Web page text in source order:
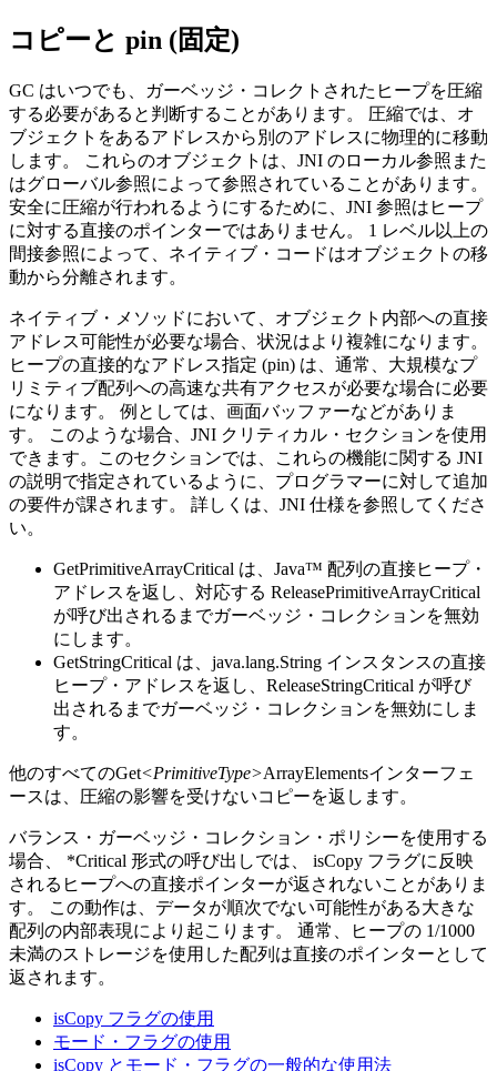
コピーと pin (固定)
GC はいつでも、ガーベッジ・コレクトされたヒープを圧縮
する必要があると判断することがあります。 圧縮では、オ
ブジェクトをあるアドレスから別のアドレスに物理的に移動
します。 これらのオブジェクトは、JNI のローカル参照また
はグローバル参照によって参照されていることがあります。
安全に圧縮が行われるようにするために、JNI 参照はヒープ
に対する直接のポインターではありません。 1 レベル以上の
間接参照によって、ネイティブ・コードはオブジェクトの移
動から分離されます。
ネイティブ・メソッドにおいて、オブジェクト内部への直接
アドレス可能性が必要な場合、状況はより複雑になります。
ヒープの直接的なアドレス指定 (pin) は、通常、大規模なプ
リミティブ配列への高速な共有アクセスが必要な場合に必要
になります。 例としては、画面バッファーなどがありま
す。 このような場合、JNI クリティカル・セクションを使用
できます。このセクションでは、これらの機能に関する JNI
の説明で指定されているように、プログラマーに対して追加
の要件が課されます。 詳しくは、JNI 仕様を参照してくださ
い。
GetPrimitiveArrayCritical は、Java™ 配列の直接ヒープ・
アドレスを返し、対応する ReleasePrimitiveArrayCritical
が呼び出されるまでガーベッジ・コレクションを無効
にします。
GetStringCritical は、java.lang.String インスタンスの直接
ヒープ・アドレスを返し、 ReleaseStringCritical が呼び
出されるまでガーベッジ・コレクションを無効にしま
す。
他のすべてのGet<PrimitiveType>ArrayElementsインターフェ
ースは、圧縮の影響を受けないコピーを返します。
バランス・ガーベッジ・コレクション・ポリシーを使用する
場合、 *Critical 形式の呼び出しでは、 isCopy フラグに反映
されるヒープへの直接ポインターが返されないことがありま
す。 この動作は、データが順次でない可能性がある大きな
配列の内部表現により起こります。 通常、ヒープの 1/1000
未満のストレージを使用した配列は直接のポインターとして
返されます。
isCopy フラグの使用
モード・フラグの使用
isCopy とモード・フラグの一般的な使用法